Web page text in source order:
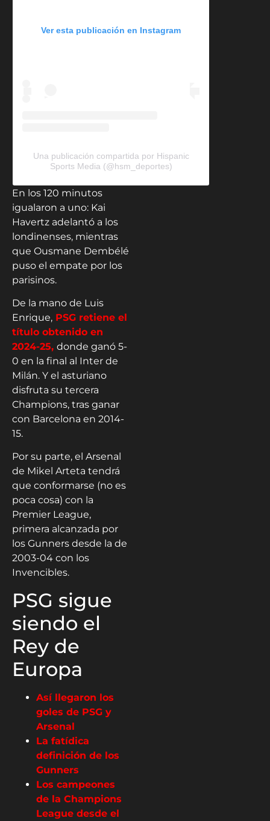
Ver esta publicación en Instagram
Una publicación compartida por Hispanic
Sports Media (@hsm_deportes)
En los 120 minutos
igualaron a uno: Kai
Havertz adelantó a los
londinenses, mientras
que Ousmane Dembélé
puso el empate por los
parisinos.
De la mano de Luis
Enrique, PSG retiene el
título obtenido en
2024-25, donde ganó 5-
0 en la final al Inter de
Milán. Y el asturiano
disfruta su tercera
Champions, tras ganar
con Barcelona en 2014-
15.
Por su parte, el Arsenal
de Mikel Arteta tendrá
que conformarse (no es
poca cosa) con la
Premier League,
primera alcanzada por
los Gunners desde la de
2003-04 con los
Invencibles.
PSG sigue
siendo el
Rey de
Europa
Así llegaron los
goles de PSG y
Arsenal
La fatídica
definición de los
Gunners
Los campeones
de la Champions
League desde el